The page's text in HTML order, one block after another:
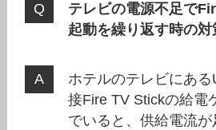
テレビの電源不足で
起動を繰り返す時の対
ホテルのテレビにあ
接Fire TV Stickの給電
でいると、供給電流